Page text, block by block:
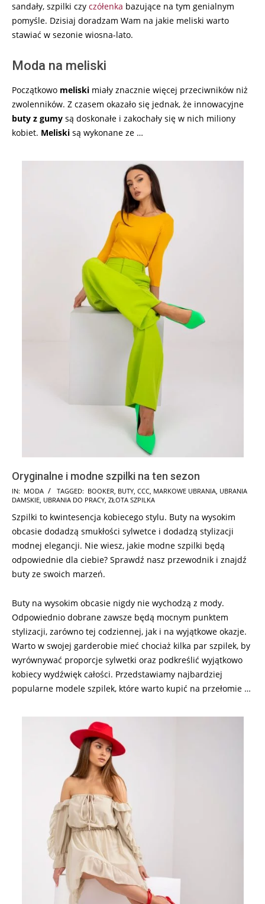
sandały, szpilki czy czółenka bazujące na tym genialnym
pomyśle. Dzisiaj doradzam Wam na jakie meliski warto
stawiać w sezonie wiosna-lato.
Moda na meliski
Początkowo meliski miały znacznie więcej przeciwników niż
zwolenników. Z czasem okazało się jednak, że innowacyjne
buty z gumy są doskonałe i zakochały się w nich miliony
kobiet. Meliski są wykonane ze …
Oryginalne i modne szpilki na ten sezon
2024-
12-
05
IN: MODA TAGGED: BOOKER, BUTY, CCC, MARKOWE UBRANIA, UBRANIA
DAMSKIE, UBRANIA DO PRACY, ZŁOTA SZPILKA
Szpilki to kwintesencja kobiecego stylu. Buty na wysokim
obcasie dodadzą smukłości sylwetce i dodadzą stylizacji
modnej elegancji. Nie wiesz, jakie modne szpilki będą
odpowiednie dla ciebie? Sprawdź nasz przewodnik i znajdź
buty ze swoich marzeń.
Buty na wysokim obcasie nigdy nie wychodzą z mody.
Odpowiednio dobrane zawsze będą mocnym punktem
stylizacji, zarówno tej codziennej, jak i na wyjątkowe okazje.
Warto w swojej garderobie mieć chociaż kilka par szpilek, by
wyrównywać proporcje sylwetki oraz podkreślić wyjątkowo
kobiecy wydźwięk całości. Przedstawiamy najbardziej
popularne modele szpilek, które warto kupić na przełomie …